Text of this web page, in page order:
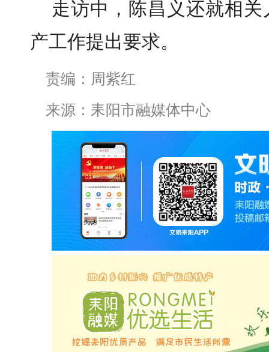
走访中，陈昌义还就相
产工作提出要求。
责编：周紫红
来源：耒阳市融媒体中心